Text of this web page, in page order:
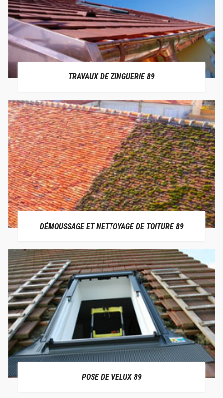
TRAVAUX DE ZINGUERIE 89
DÉMOUSSAGE ET NETTOYAGE DE TOITURE 89
POSE DE VELUX 89